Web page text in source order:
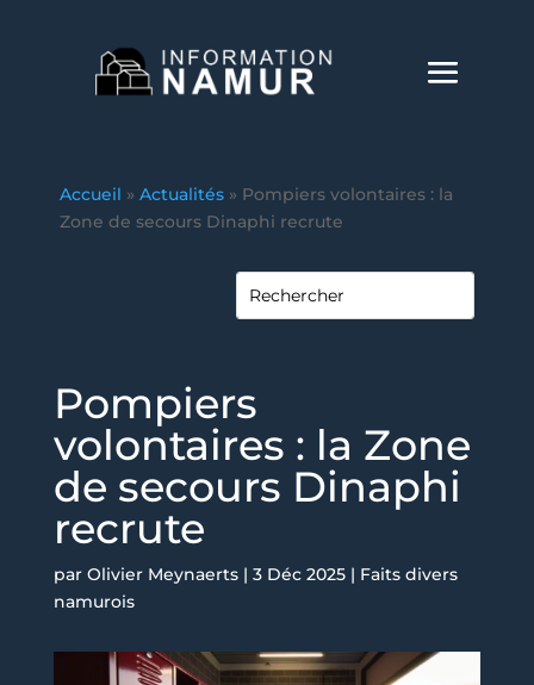
Accueil » Actualités » Pompiers volontaires : la
Zone de secours Dinaphi recrute
Pompiers
volontaires : la Zone
de secours Dinaphi
recrute
par Olivier Meynaerts| 3 Déc 2025| Faits divers
namurois